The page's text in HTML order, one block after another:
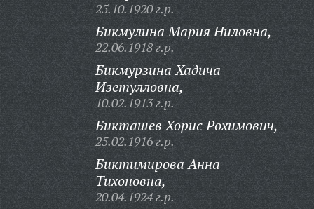
25.10.1920 г.р.
Бикмулина Мария Ниловна,
22.06.1918 г.р.
Бикмурзина Хадича
Изетулловна,
10.02.1913 г.р.
Бикташев Хорис Рохимович,
25.02.1916 г.р.
Биктимирова Анна
Тихоновна,
20.04.1924 г.р.